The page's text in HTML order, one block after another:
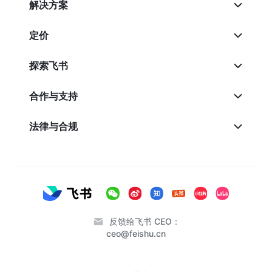
解决方案
定价
探索飞书
合作与支持
法律与合规
反馈给飞书 CEO：
ceo@feishu.cn